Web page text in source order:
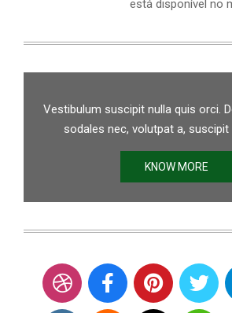
está disponível no
Vestibulum suscipit nulla quis orci.
sodales nec, volutpat a, suscipit
KNOW MORE